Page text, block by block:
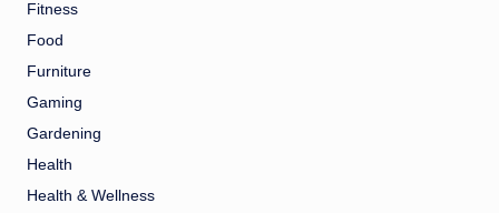
Fitness
Food
Furniture
Gaming
Gardening
Health
Health & Wellness